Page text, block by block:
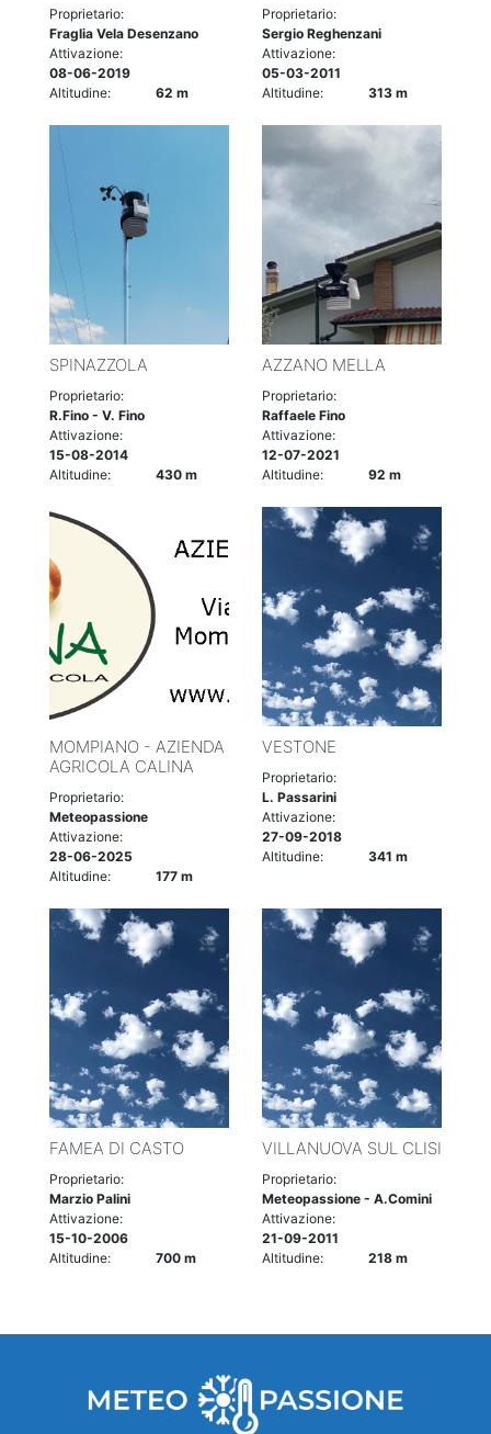
Proprietario:
Fraglia Vela Desenzano
Attivazione:
08-06-2019
Altitudine:
62 m
Proprietario:
Sergio Reghenzani
Attivazione:
05-03-2011
Altitudine:
313 m
SPINAZZOLA
Proprietario:
R.Fino - V. Fino
Attivazione:
15-08-2014
Altitudine:
430 m
AZZANO MELLA
Proprietario:
Raffaele Fino
Attivazione:
12-07-2021
Altitudine:
92 m
MOMPIANO - AZIENDA
AGRICOLA CALINA
Proprietario:
Meteopassione
Attivazione:
28-06-2025
Altitudine:
177 m
VESTONE
Proprietario:
L. Passarini
Attivazione:
27-09-2018
Altitudine:
341 m
FAMEA DI CASTO
Proprietario:
Marzio Palini
Attivazione:
15-10-2006
Altitudine:
700 m
VILLANUOVA SUL CLISI
Proprietario:
Meteopassione - A.Comini
Attivazione:
21-09-2011
Altitudine:
218 m